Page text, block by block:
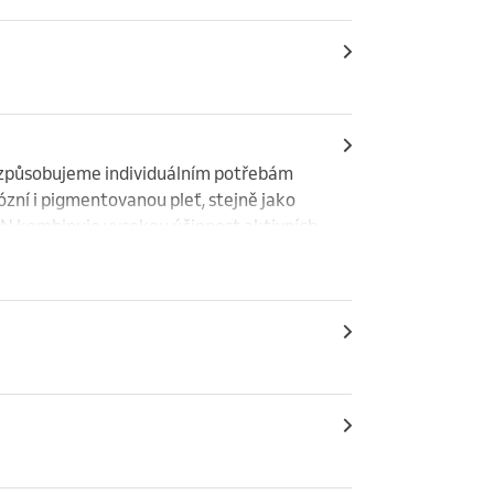
individuálním potřebám
i pigmentovanou pleť, stejně jako
kombinuje vysokou účinnost aktivních